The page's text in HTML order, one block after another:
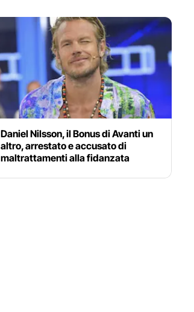
Daniel Nilsson, il Bonus di Avanti un
altro, arrestato e accusato di
maltrattamenti alla fidanzata